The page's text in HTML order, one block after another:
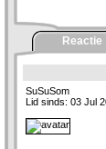
Reactie
SuSuSom
Lid sinds: 03 Jul